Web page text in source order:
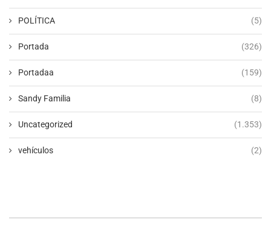
POLÍTICA (5)
Portada (326)
Portadaa (159)
Sandy Familia (8)
Uncategorized (1.353)
vehículos (2)